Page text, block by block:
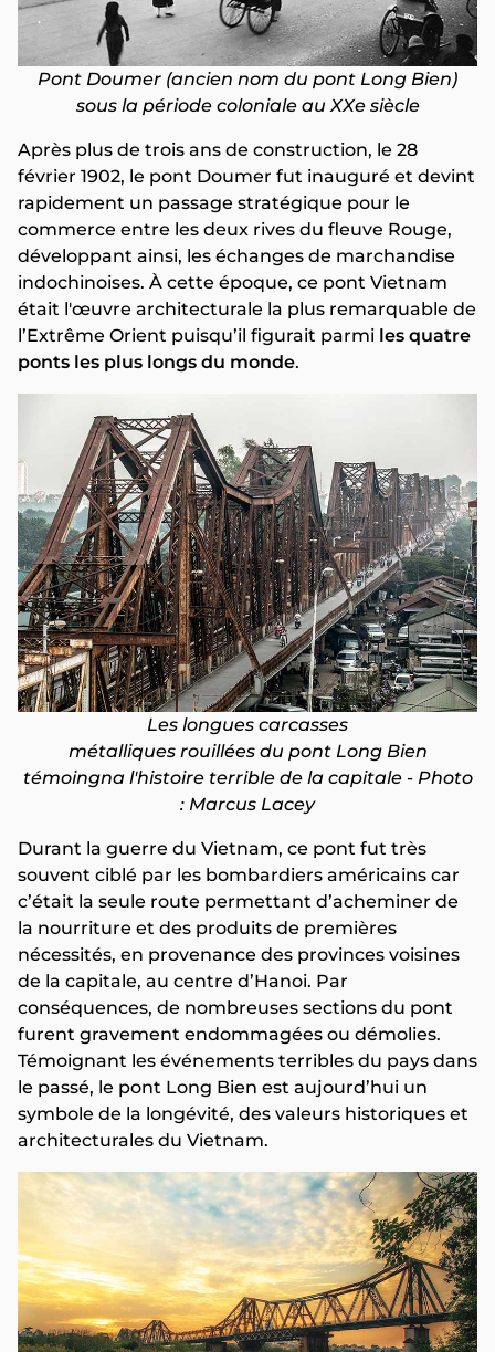
Pont Doumer (ancien nom du pont Long Bien)
sous la période coloniale au XXe siècle
Après plus de trois ans de construction, le 28
février 1902, le pont Doumer fut inauguré et devint
rapidement un passage stratégique pour le
commerce entre les deux rives du fleuve Rouge,
développant ainsi, les échanges de marchandise
indochinoises. À cette époque, ce pont Vietnam
était l'œuvre architecturale la plus remarquable de
l’Extrême Orient puisqu’il figurait parmi les quatre
ponts les plus longs du monde.
Les longues carcasses
métalliques rouillées du pont Long Bien
témoingna l'histoire terrible de la capitale - Photo
: Marcus Lacey
Durant la guerre du Vietnam, ce pont fut très
souvent ciblé par les bombardiers américains car
c’était la seule route permettant d’acheminer de
la nourriture et des produits de premières
nécessités, en provenance des provinces voisines
de la capitale, au centre d’Hanoi. Par
conséquences, de nombreuses sections du pont
furent gravement endommagées ou démolies.
Témoignant les événements terribles du pays dans
le passé, le pont Long Bien est aujourd’hui un
symbole de la longévité, des valeurs historiques et
architecturales du Vietnam.